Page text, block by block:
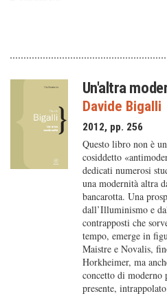
Un'altra
Davide Bigalli
2012, pp. 256
Questo libro non è
cosiddetto
dedicati numerosi
una modernità altra
bancarotta. Una
dall’Illuminismo e
contrapposti che
tempo, emerge in
Maistre e Novalis,
Horkheimer, ma
concetto di moderno
presente,